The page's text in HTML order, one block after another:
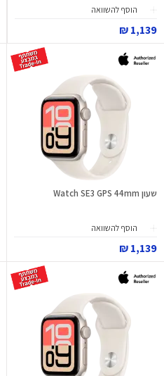
הוסף להשוואה
1,139 ₪
שעון Watch SE3 GPS 44mm
הוסף להשוואה
1,139 ₪